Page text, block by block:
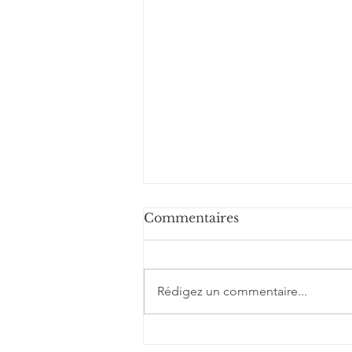
Commentaires
Rédigez un commentaire...